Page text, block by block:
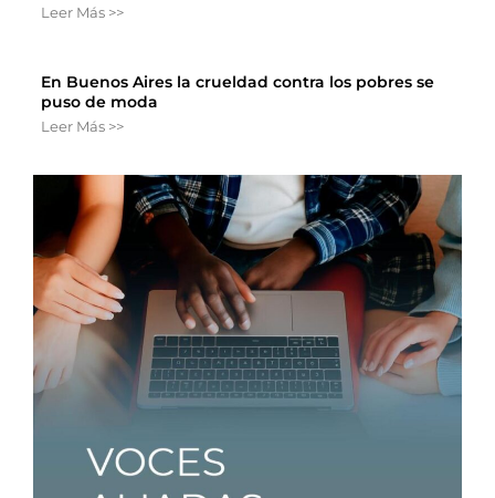
Leer Más >>
En Buenos Aires la crueldad contra los pobres se
puso de moda
Leer Más >>